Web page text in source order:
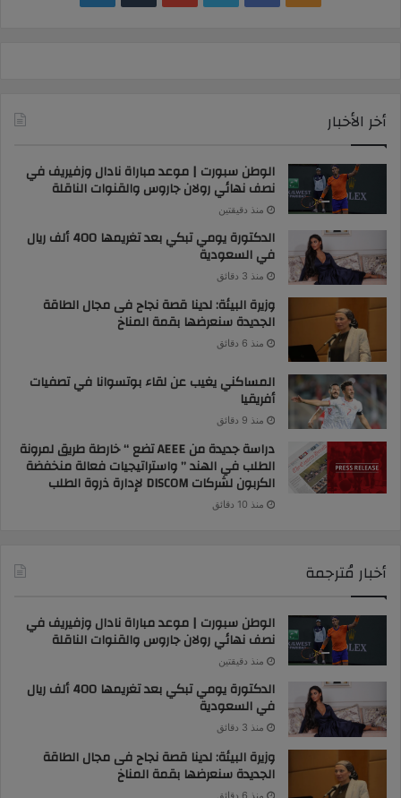
أخر الأخبار
الوطن سبورت | موعد مباراة نادال وزفيريف في
نصف نهائي رولان جاروس والقنوات الناقلة
منذ دقيقتين
الدكتورة يومي تبكي بعد تغريمها 400 ألف ريال
في السعودية
منذ 3 دقائق
وزيرة البيئة: لدينا قصة نجاح فى مجال الطاقة
الجديدة سنعرضها بقمة المناخ
منذ 6 دقائق
المساكني يغيب عن لقاء بوتسوانا في تصفيات
أفريقيا
منذ 9 دقائق
دراسة جديدة من AEEE تضع “ خارطة طريق لمرونة
الطلب في الهند ” واستراتيجيات فعالة منخفضة
الكربون لشركات DISCOM لإدارة ذروة الطلب
منذ 10 دقائق
أخبار مُترجمة
الوطن سبورت | موعد مباراة نادال وزفيريف في
نصف نهائي رولان جاروس والقنوات الناقلة
منذ دقيقتين
الدكتورة يومي تبكي بعد تغريمها 400 ألف ريال
في السعودية
منذ 3 دقائق
وزيرة البيئة: لدينا قصة نجاح فى مجال الطاقة
الجديدة سنعرضها بقمة المناخ
منذ 6 دقائق